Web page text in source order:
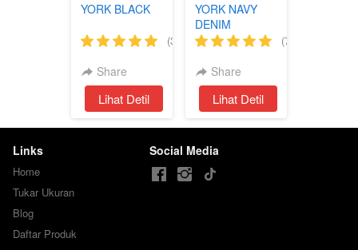
YORK BLACK
(3)
Share
`Lihat Detil
YORK NAVY
DENIM
(76)
Share
`Lihat Detil
Links
Home
Tukar Ukuran
Blog
Daftar Produk
Social Media